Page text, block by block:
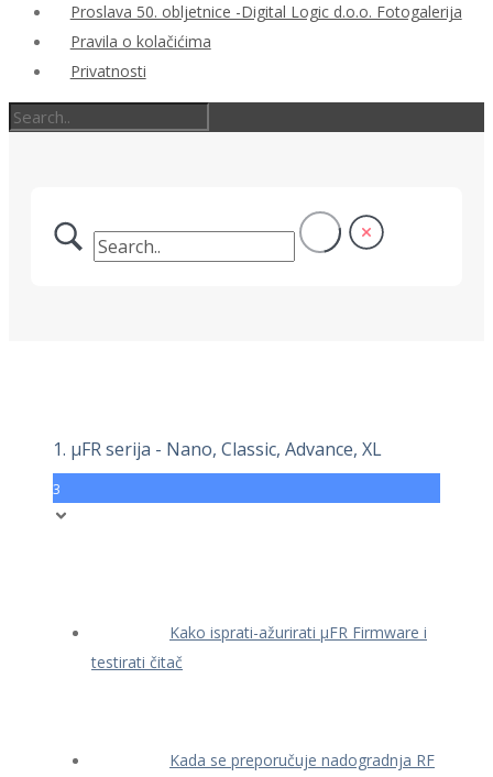
Proslava 50. obljetnice -Digital Logic d.o.o. Fotogalerija
Pravila o kolačićima
Privatnosti
1. μFR serija - Nano, Classic, Advance, XL
3
Kako isprati-ažurirati μFR Firmware i
testirati čitač
Kada se preporučuje nadogradnja RF